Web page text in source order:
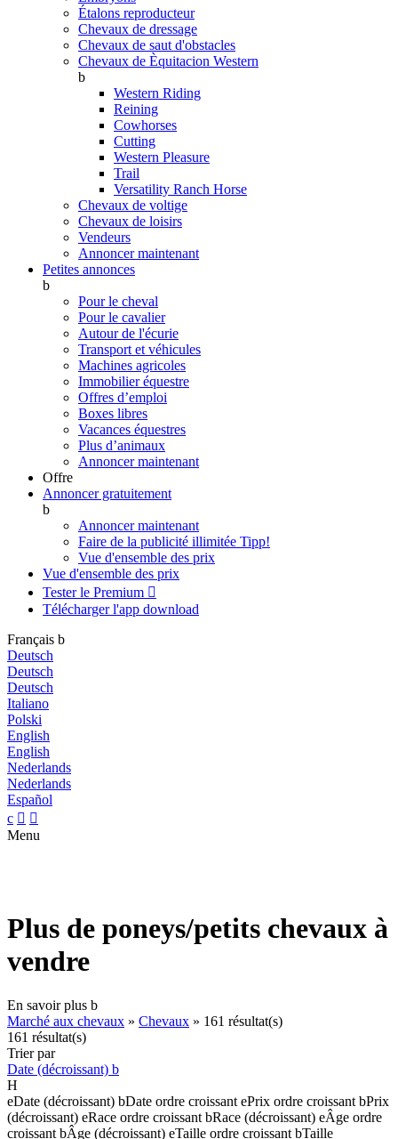
Étalons reproducteur
Chevaux de dressage
Chevaux de saut d'obstacles
Chevaux de Èquitacion Western
b
Western Riding
Reining
Cowhorses
Cutting
Western Pleasure
Trail
Versatility Ranch Horse
Chevaux de voltige
Chevaux de loisirs
Vendeurs
Annoncer maintenant
Petites annonces
b
Pour le cheval
Pour le cavalier
Autour de l'écurie
Transport et véhicules
Machines agricoles
Immobilier équestre
Offres d’emploi
Boxes libres
Vacances équestres
Plus d’animaux
Annoncer maintenant
Offre
Annoncer gratuitement
b
Annoncer maintenant
Faire de la publicité illimitée Tipp!
Vue d'ensemble des prix
Vue d'ensemble des prix
Tester le Premium 
Télécharger l'app download
Français b
Deutsch
Deutsch
Deutsch
Italiano
Polski
English
English
Nederlands
Nederlands
Español
c  
Menu
Plus de poneys/petits chevaux à
vendre
En savoir plus b
Marché aux chevaux » Chevaux » 161 résultat(s)
161 résultat(s)
Trier par
Date (décroissant) b
H
eDate (décroissant) bDate ordre croissant ePrix ordre croissant bPrix
(décroissant) eRace ordre croissant bRace (décroissant) eÂge ordre
croissant bÂge (décroissant) eTaille ordre croissant bTaille